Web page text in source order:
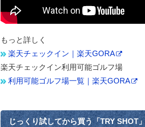
もっと詳しく
楽天チェックイン｜楽天GORA
楽天チェックイン利用可能ゴルフ場
利用可能ゴルフ場一覧｜楽天GORA
じっくり試してから買う「TRY SHOT」